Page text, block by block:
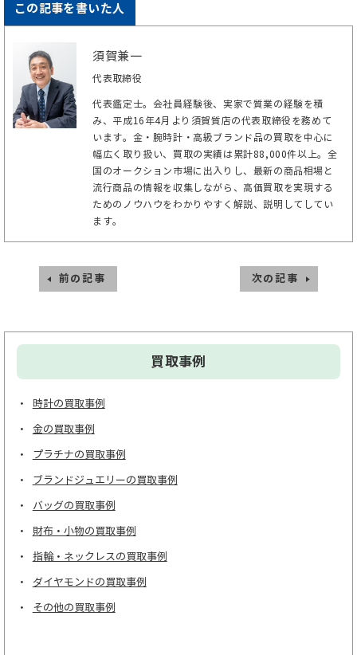
この記事を書いた人
須賀兼一
代表取締役
代表鑑定士。会社員経験後、実家で質業の経験を積
み、平成16年4月より須賀質店の代表取締役を務めて
います。金・腕時計・高級ブランド品の買取を中心に
幅広く取り扱い、買取の実績は累計88,000件以上。全
国のオークション市場に出入りし、最新の商品相場と
流行商品の情報を収集しながら、高価買取を実現する
ためのノウハウをわかりやすく解説、説明してしてい
ます。
前の記事 次の記事
買取事例
時計の買取事例
金の買取事例
プラチナの買取事例
ブランドジュエリーの買取事例
バッグの買取事例
財布・小物の買取事例
指輪・ネックレスの買取事例
ダイヤモンドの買取事例
その他の買取事例